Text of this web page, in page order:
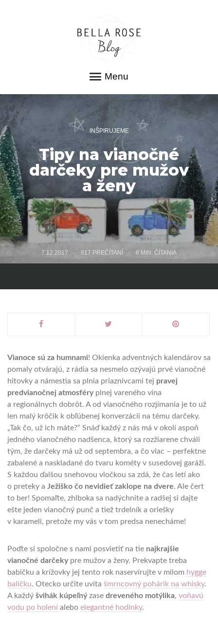
Menu
INŠPIRUJEME
Tipy na vianočné
darčeky pre mužov
a ženy
7.12.2017 817 PREČÍTANÍ 6 MIN. ČÍTANIA
Vianoce sú za humnami! Okienka adventných kalendárov sa
pomaly otvárajú, z rádia sa nesmelo ozývajú prvé vianočné
hitovky a námestia sa plnia priaznivcami tej pravej
predvianočnej atmosféryplnej vareného vína
a regionálnych dobrôt. A od vianočného rozjímania je to už
len malý krôčik k obľúbenej konverzácii na tému darčeky.
„Tak čo, už ich máte?“ Snáď každý z nás má v okolí aspoň
jedného vianočného nadšenca, ktorý sa rozžiarene chváli
tým, že darčeky má už od septembra, a čo viac – perfektne
zabalené a naskladané do tvaru kométy v susedovej garáži.
S každou ďalšou snehovou vločkou sa zdá, že čas letí ako
o preteky a Ježiško čo nevidieť zaklope na dvere. Ale čert
to ber! Spomaľte, zhlboka sa nadýchnite a radšej si dajte
ešte jeden vianočný punč a tiež trdelník a oriešky
v karameli, pretože my vás v tom predsa nenecháme!
Poďte si spoločne s nami posvietiť na tie najkrajšie
vianočné darčekypre mužov a ženy. Prekvapte treba
babičku a krížovky jej tento rok naservírujte v milom hygge
balíčku. Otecko určite uvíta šmrncovný pohárik na whisky.
A každý švihák kúpeľnýzase dreveného motýlika, voňavú
vodu po holení alebo elegantné hodinky.